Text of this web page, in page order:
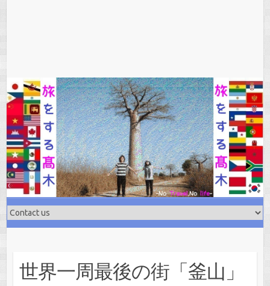
世界一周最後の街「釜山」